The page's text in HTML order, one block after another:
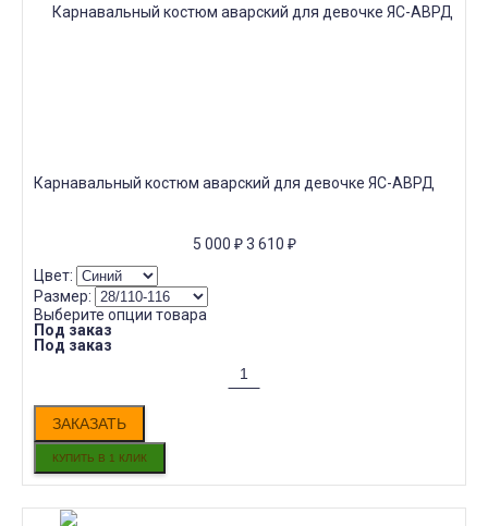
Карнавальный костюм аварский для девочке ЯС-АВРД
5 000 ₽ 3 610 ₽
Цвет:
Размер:
Выберите опции товара
Под заказ
Под заказ
ЗАКАЗАТЬ